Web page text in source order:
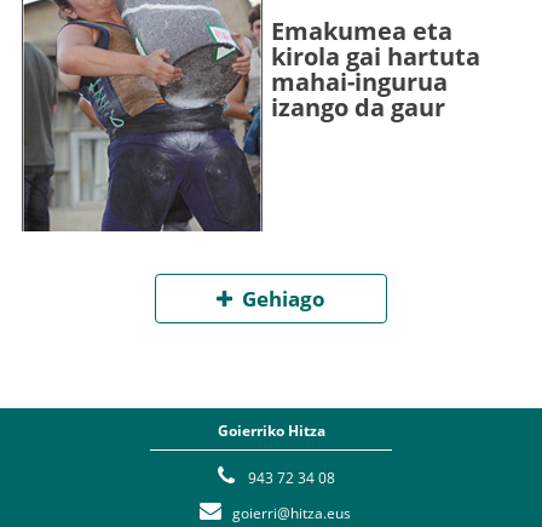
Emakumea eta
kirola gai hartuta
mahai-ingurua
izango da gaur
Gehiago
Goierriko Hitza
943 72 34 08
goierri@hitza.eus